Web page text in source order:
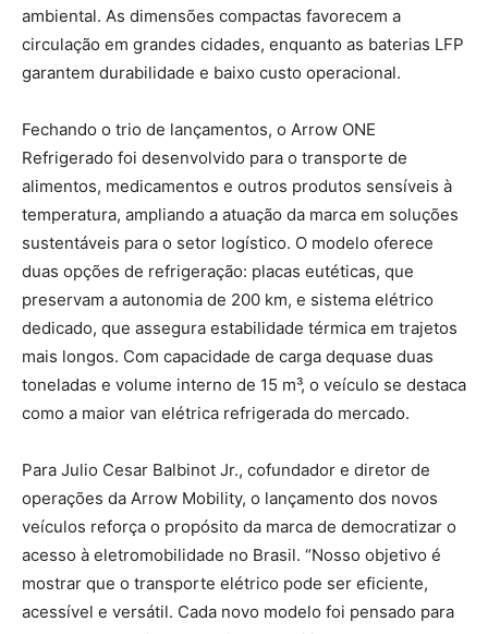
ambiental. As dimensões compactas favorecem a
circulação em grandes cidades, enquanto as baterias LFP
garantem durabilidade e baixo custo operacional.
Fechando o trio de lançamentos, o Arrow ONE
Refrigerado foi desenvolvido para o transporte de
alimentos, medicamentos e outros produtos sensíveis à
temperatura, ampliando a atuação da marca em soluções
sustentáveis para o setor logístico. O modelo oferece
duas opções de refrigeração: placas eutéticas, que
preservam a autonomia de 200 km, e sistema elétrico
dedicado, que assegura estabilidade térmica em trajetos
mais longos. Com capacidade de carga dequase duas
toneladas e volume interno de 15 m³, o veículo se destaca
como a maior van elétrica refrigerada do mercado.
Para Julio Cesar Balbinot Jr., cofundador e diretor de
operações da Arrow Mobility, o lançamento dos novos
veículos reforça o propósito da marca de democratizar o
acesso à eletromobilidade no Brasil. “Nosso objetivo é
mostrar que o transporte elétrico pode ser eficiente,
acessível e versátil. Cada novo modelo foi pensado para